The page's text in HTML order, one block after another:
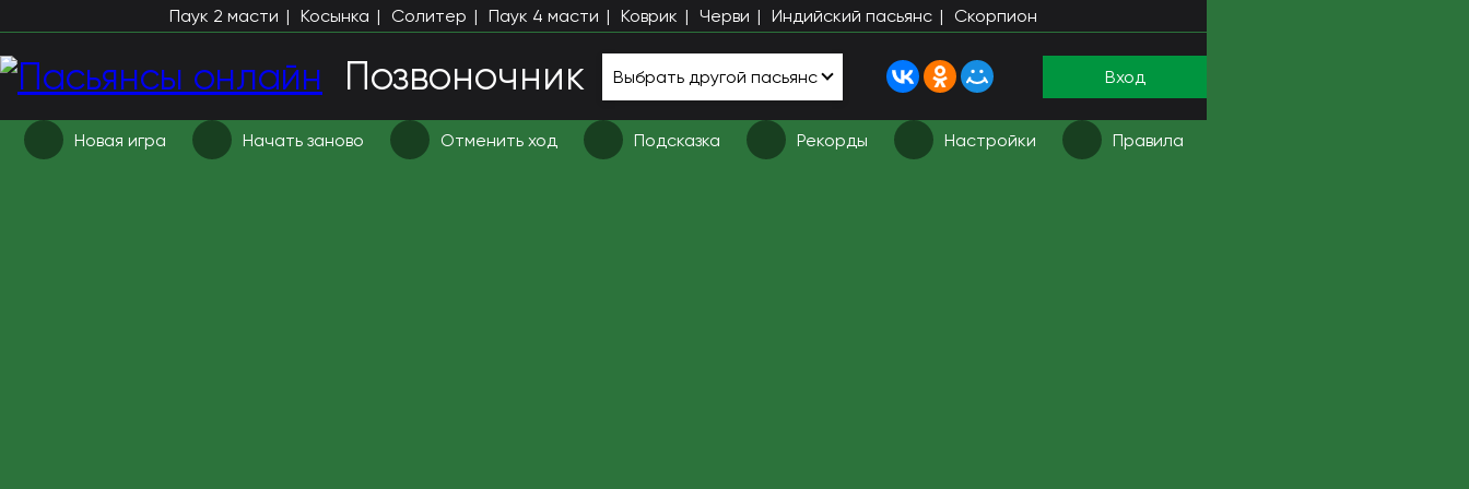
Паук 2 масти Косынка Солитер Паук 4 масти Коврик Черви Индийский пасьянс Скорпион
Позвоночник Выбрать другой пасьянс Вход
Новая игра Начать заново Отменить ход Подсказка Рекорды Настройки Правила